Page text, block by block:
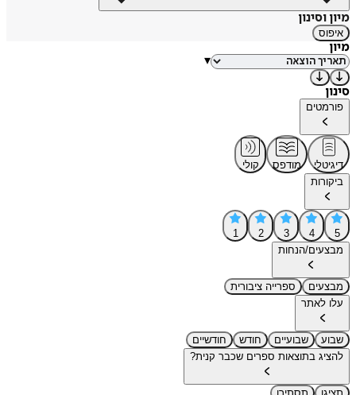
מיון וסינון
איפוס
מיון
▾
סינון
פורמטים
דיגיטלי מודפס
קולי
ביקורות
5
4
3
2
1
מבצעים/הנחות
מבצעים
ספרייה ציבורית
עלו לאתר
שבוע שבועיים חודש
חודשיים
להציג בתוצאות ספרים שכבר קנית?